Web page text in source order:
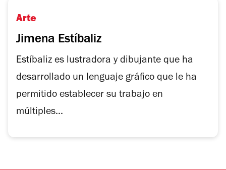
Arte
Jimena Estíbaliz
Estíbaliz es lustradora y dibujante que ha
desarrollado un lenguaje gráfico que le ha
permitido establecer su trabajo en
múltiples...